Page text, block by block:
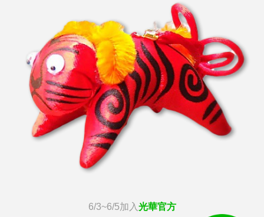
6/3~6/5加入 光華官方